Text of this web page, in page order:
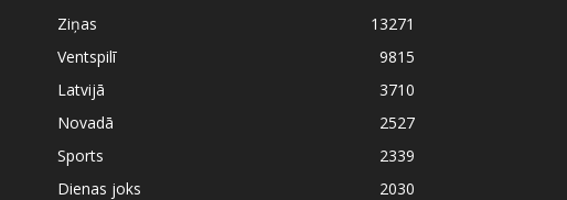
Ziņas
13271
Ventspilī
9815
Latvijā
3710
Novadā
2527
Sports
2339
Dienas joks
2030